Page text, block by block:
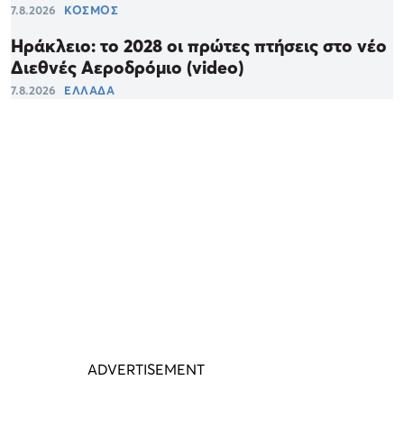
7.8.2026 ΚΟΣΜΟΣ
Ηράκλειο: το 2028 οι πρώτες πτήσεις στο νέο
Διεθνές Αεροδρόμιο (video)
7.8.2026 ΕΛΛΑΔΑ